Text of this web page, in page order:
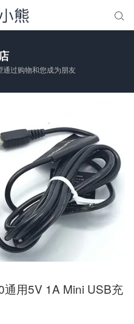

过购物和您成为朋友
用5V 1A Mini USB充